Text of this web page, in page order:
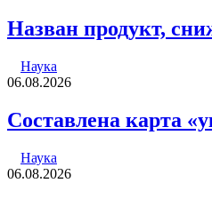
Назван продукт,
Наука
06.08.2026
Составлена карта
Наука
06.08.2026